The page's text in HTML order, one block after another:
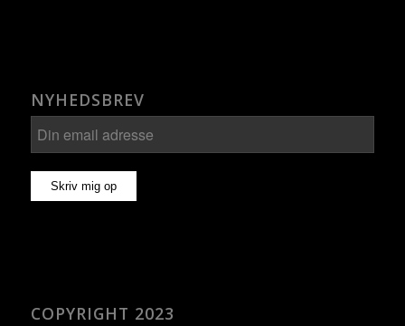
NYHEDSBREV
COPYRIGHT 2023